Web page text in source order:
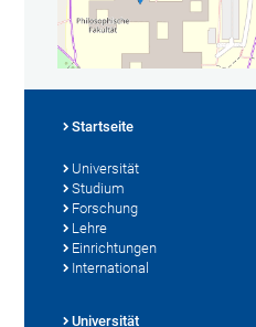
Startseite
Universität
Studium
Forschung
Lehre
Einrichtungen
International
Universität